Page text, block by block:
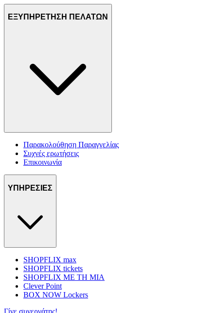
ΕΞΥΠΗΡΕΤΗΣΗ ΠΕΛΑΤΩΝ
Παρακολούθηση Παραγγελίας
Συχνές ερωτήσεις
Επικοινωνία
ΥΠΗΡΕΣΙΕΣ
SHOPFLIX max
SHOPFLIX tickets
SHOPFLIX ΜΕ ΤΗ ΜΙΑ
Clever Point
BOX NOW Lockers